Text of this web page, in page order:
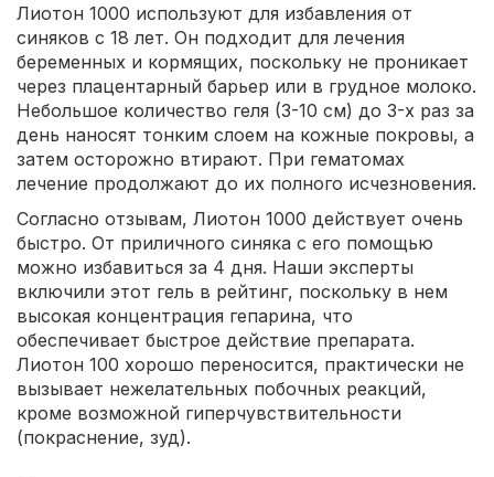
Лиотон 1000 используют для избавления от
синяков с 18 лет. Он подходит для лечения
беременных и кормящих, поскольку не проникает
через плацентарный барьер или в грудное молоко.
Небольшое количество геля (3-10 см) до 3-х раз за
день наносят тонким слоем на кожные покровы, а
затем осторожно втирают. При гематомах
лечение продолжают до их полного исчезновения.
Согласно отзывам, Лиотон 1000 действует очень
быстро. От приличного синяка с его помощью
можно избавиться за 4 дня. Наши эксперты
включили этот гель в рейтинг, поскольку в нем
высокая концентрация гепарина, что
обеспечивает быстрое действие препарата.
Лиотон 100 хорошо переносится, практически не
вызывает нежелательных побочных реакций,
кроме возможной гиперчувствительности
(покраснение, зуд).